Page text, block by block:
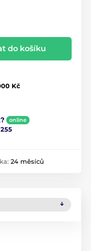
do košíku
Kč
online
24 měsíců